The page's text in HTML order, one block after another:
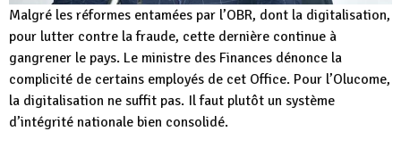
Malgré les réformes entamées par l’OBR, dont la digitalisation,
pour lutter contre la fraude, cette dernière continue à
gangrener le pays. Le ministre des Finances dénonce la
complicité de certains employés de cet Office. Pour l’Olucome,
la digitalisation ne suffit pas. Il faut plutôt un système
d’intégrité nationale bien consolidé.